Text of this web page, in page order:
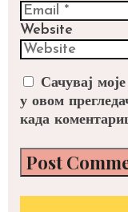
Website
Сачувај
у овом
када